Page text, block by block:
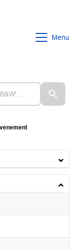
Menu